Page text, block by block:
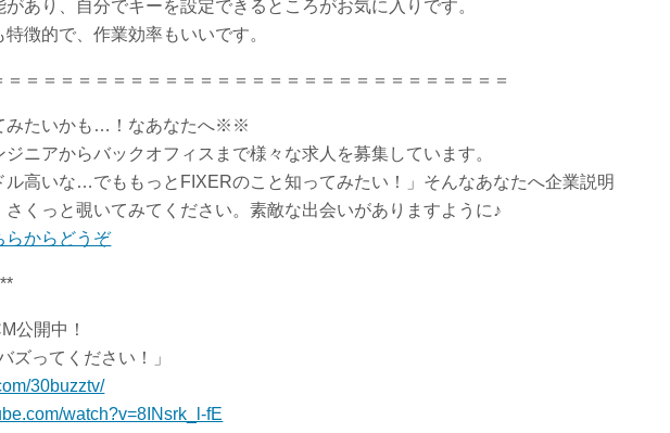
あり、自分でキーを設定できるところがお気に入りです。
徴的で、作業効率もいいです。
＝＝＝＝＝＝＝＝＝＝＝＝＝＝＝＝＝＝＝＝＝＝＝＝＝＝＝＝＝
たいかも…！なあなたへ※※
ニアからバックオフィスまで様々な求人を募集しています。
ル高いな…でももっとFIXERのこと知ってみたい！」そんなあなたへ企業説明
くっと覗いてみてください。素敵な出会いがありますように♪
らからどうぞ
公開中！
ってください！」
30buzztv/
watch?v=8INsrk_l-fE